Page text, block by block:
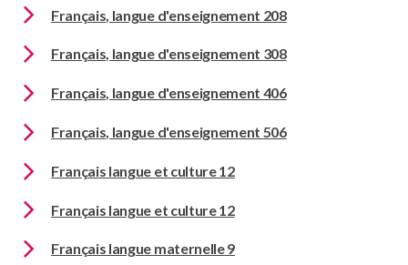
Français, langue d'enseignement 208
Français, langue d'enseignement 308
Français, langue d'enseignement 406
Français, langue d'enseignement 506
Français langue et culture 12
Français langue et culture 12
Français langue maternelle 9